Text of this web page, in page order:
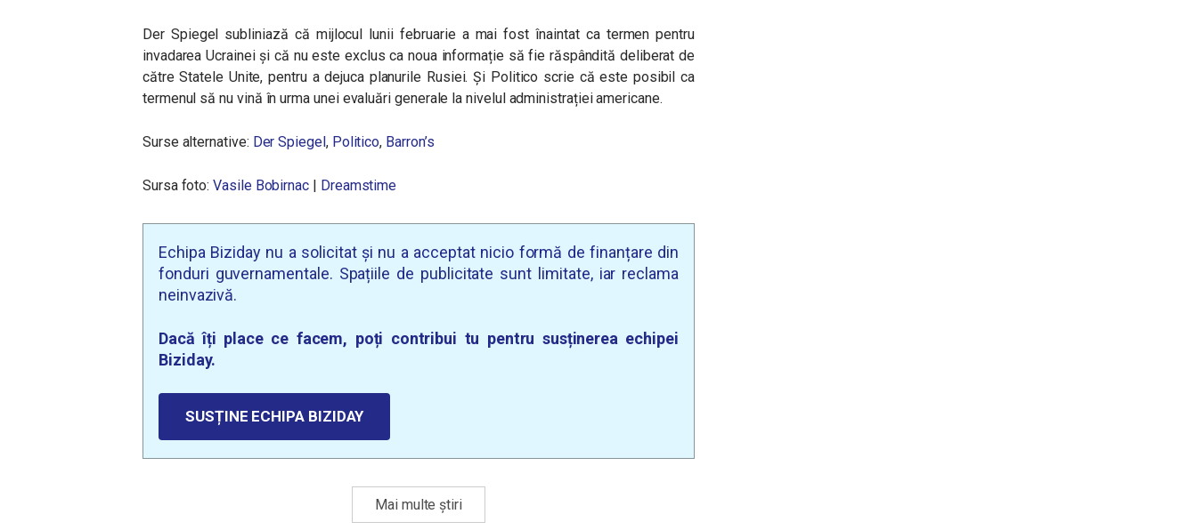
Der Spiegel subliniază că mijlocul lunii februarie a mai fost înaintat ca termen pentru
invadarea Ucrainei și că nu este exclus ca noua informație să fie răspândită deliberat de
către Statele Unite, pentru a dejuca planurile Rusiei. Și Politico scrie că este posibil ca
termenul să nu vină în urma unei evaluări generale la nivelul administrației americane.
Surse alternative: Der Spiegel, Politico, Barron’s
Sursa foto:Vasile Bobirnac | Dreamstime
Echipa Biziday nu a solicitat și nu a acceptat nicio formă de finanțare din
fonduri guvernamentale. Spațiile de publicitate sunt limitate, iar reclama
neinvazivă.
Dacă îți place ce facem, poți contribui tu pentru susținerea echipei
Biziday.
SUSȚINE ECHIPA BIZIDAY
Mai multe știri